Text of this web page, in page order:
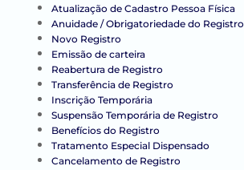
Atualização de Cadastro Pessoa Física
Anuidade / Obrigatoriedade do Registro
Novo Registro
Emissão de carteira
Reabertura de Registro
Transferência de Registro
Inscrição Temporária
Suspensão Temporária de Registro
Benefícios do Registro
Tratamento Especial Dispensado
Cancelamento de Registro